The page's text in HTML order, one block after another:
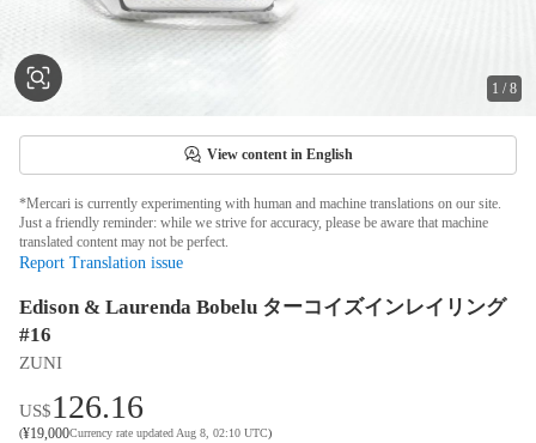
1 /8
View content in English
*Mercari is currently experimenting with human and machine translations on our site.
Just a friendly reminder: while we strive for accuracy, please be aware that machine
translated content may not be perfect.
Report Translation issue
Edison & Laurenda Bobelu ターコイズインレイリング
#16
ZUNI
US$126.16
(¥19,000Currency rate updated Aug 8, 02:10 UTC)